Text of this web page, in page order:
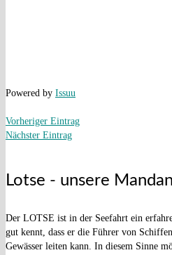
Powered by Issuu
Vorheriger Eintrag
Nächster Eintrag
Lotse - unsere
Der LOTSE ist in der Seefahrt ein
gut kennt, dass er die Führer von
Gewässer leiten kann. In diesem Sinne